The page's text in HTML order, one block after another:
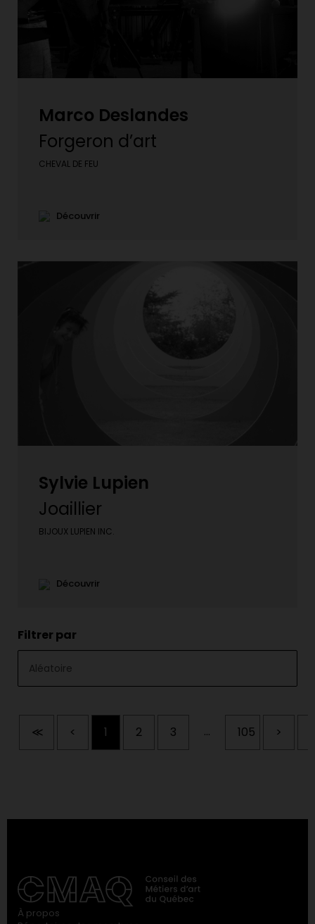
Marco Deslandes
Forgeron d’art
CHEVAL DE FEU
Découvrir
Sylvie Lupien
Joaillier
BIJOUX LUPIEN INC.
Découvrir
Filtrer par
≪ < 1 2 3 ... 105 >
À propos